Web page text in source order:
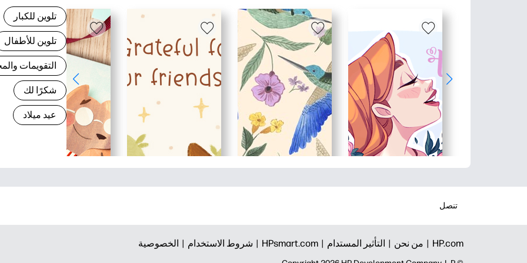
تلوين للكبار
تلوين للأطفال
التقويمات
شكرًا لك
عيد ميلاد
تنصل
HP.com | من نحن | التأثير المستدام | HPsmart.com | شروط الاستخدام | الخصوصية